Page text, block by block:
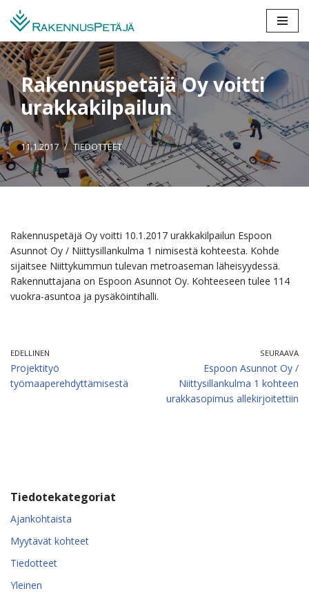
Siirry
suoraan
sisältöön
Rakennuspetäjä Oy voitti
urakkakilpailun
11.1.2017 TIEDOTTEET
Rakennuspetäjä Oy voitti 10.1.2017 urakkakilpailun Espoon
Asunnot Oy / Niittysillankulma 1 nimisestä kohteesta. Kohde
sijaitsee Niittykummun tulevan metroaseman läheisyydessä.
Rakennuttajana on Espoon Asunnot Oy. Kohteeseen tulee 114
vuokra-asuntoa ja pysäköintihalli.
EDELLINEN
Projektityö
työmaaperehdyttämisestä
SEURAAVA
Espoon Asunnot Oy /
Niittysillankulma 1 kohteen
urakkasopimus allekirjoitettiin
Tiedotekategoriat
Ajankohtaista
Myytävät kohteet
Tiedotteet
Yleinen